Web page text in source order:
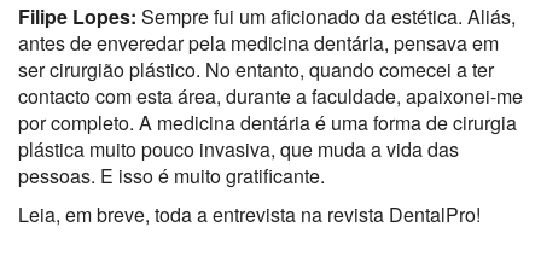
Filipe Lopes: Sempre fui um aficionado da estética. Aliás,
antes de enveredar pela medicina dentária, pensava em
ser cirurgião plástico. No entanto, quando comecei a ter
contacto com esta área, durante a faculdade, apaixonei-me
por completo. A medicina dentária é uma forma de cirurgia
plástica muito pouco invasiva, que muda a vida das
pessoas. E isso é muito gratificante.
Leia, em breve, toda a entrevista na revista DentalPro!